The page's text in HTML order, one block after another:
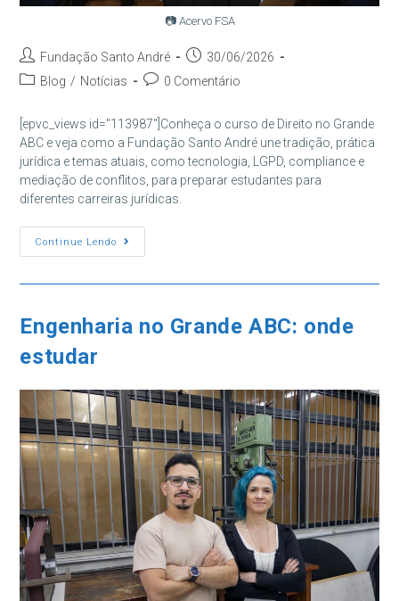
📷 Acervo FSA
Autor
do
Fundação Santo André
Post
publicado:
30/06/2026
Categoria
post:
Blog / Notícias
Comentários
post:
0 Comentário
[epvc_views id="113987"]Conheça o curso de Direito no Grande
ABC e veja como a Fundação Santo André une tradição, prática
jurídica e temas atuais, como tecnologia, LGPD, compliance e
mediação de conflitos, para preparar estudantes para
diferentes carreiras jurídicas.
Continue Lendo
Curso
De
Conheça
A
Engenharia no Grande ABC: onde
estudar